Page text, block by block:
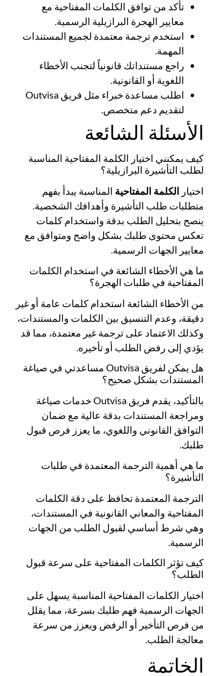
تأكد من توافق الكلمات المفتاحية مع
معايير الهجرة البرازيلية الرسمية.
استخدم ترجمة معتمدة لجميع المستندات
المهمة.
راجع مستنداتك قانونياً لتجنب الأخطاء
اللغوية أو القانونية.
اطلب مساعدة خبراء مثل فريق Outvisa
لتقديم دعم متخصص.
الأسئلة الشائعة
كيف يمكنني اختيار الكلمة المفتاحية المناسبة
لطلب التأشيرة البرازيلية؟
اختيار
الكلمة المفتاحية المناسبة يبدأ بفهم
متطلبات طلب التأشيرة وأهدافك الشخصية.
ينصح بتحليل الطلب بدقة واستخدام كلمات
تعكس محتوى طلبك بشكل واضح ومتوافق مع
معايير الجهات الرسمية.
ما هي الأخطاء الشائعة في استخدام الكلمات
المفتاحية في طلبات الهجرة؟
من الأخطاء الشائعة استخدام كلمات عامة أو غير
دقيقة، وعدم التنسيق بين الكلمات والمستندات،
وكذلك الاعتماد على ترجمة غير معتمدة، مما قد
يؤدي إلى رفض الطلب أو تأخيره.
هل يمكن لفريق Outvisa مساعدتي في صياغة
المستندات بشكل صحيح؟
بالتأكيد، يقدم فريق Outvisa خدمات صياغة
ومراجعة المستندات بدقة عالية مع ضمان
التوافق القانوني واللغوي، ما يعزز فرص قبول
طلبك.
ما هي أهمية الترجمة المعتمدة في طلبات
التأشيرة؟
الترجمة المعتمدة تحافظ على دقة الكلمات
المفتاحية والمعاني القانونية في المستندات،
وهي شرط أساسي لقبول الطلب من الجهات
الرسمية.
كيف تؤثر الكلمات المفتاحية على سرعة قبول
الطلب؟
اختيار الكلمات المفتاحية المناسبة يسهل على
الجهات الرسمية فهم طلبك بسرعة، مما يقلل
من فرص التأخير أو الرفض ويعزز من سرعة
معالجة الطلب.
الخاتمة